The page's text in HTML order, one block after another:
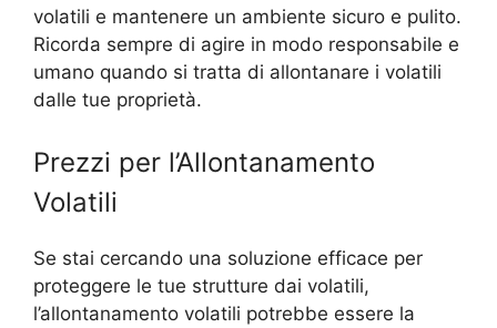
volatili e mantenere un ambiente sicuro e pulito.
Ricorda sempre di agire in modo responsabile e
umano quando si tratta di allontanare i volatili
dalle tue proprietà.
Prezzi per l’Allontanamento
Volatili
Se stai cercando una soluzione efficace per
proteggere le tue strutture dai volatili,
l’allontanamento volatili potrebbe essere la